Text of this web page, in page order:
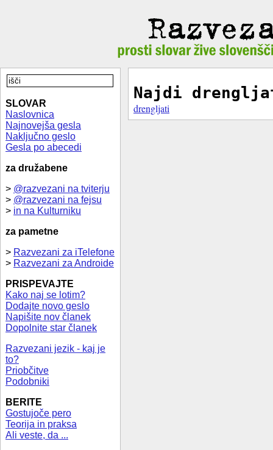
SLOVAR
Naslovnica
Najnovejša gesla
Naključno geslo
Gesla po abecedi
za družabene
> @razvezani na tviterju
> @razvezani na fejsu
> in na Kulturniku
za pametne
> Razvezani za iTelefone
> Razvezani za Androide
PRISPEVAJTE
Kako naj se lotim?
Dodajte novo geslo
Napišite nov članek
Dopolnite star članek
Razvezani jezik - kaj je
to?
Priobčitve
Podobniki
BERITE
Gostujoče pero
Teorija in praksa
Ali veste, da ...
Najdi
drengljati